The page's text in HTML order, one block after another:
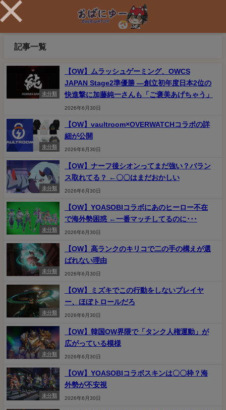
記事一覧
未分類
【OW】ムラッシュゲーミング、OWCS
JAPAN Stage2準優勝 ―創立初年度日本2位の
快進撃に加藤純一さんも「ご褒美あげちゃう」
2026年6月30日
未分類
【OW】vaultroom×OVERWATCHコラボの詳
細が公開
2026年6月30日
未分類
【OW】ナーフ後シオンってまだ強い？バラン
ス取れてる？ ←〇〇はまだおかしい
2026年6月30日
未分類
【OW】YOASOBIコラボにあのヒーロー不在
で海外勢困惑 ←一番マッチしてるのに･･･
2026年6月30日
未分類
【OW】高ランクのキリコで二の手の構えが選
ばれない理由
2026年6月30日
未分類
【OW】ミズキでこの行動をしないプレイヤ
ー、ほぼトロールだろ
2026年6月30日
未分類
【OW】韓国OW界隈で「タンク人権運動」が
広がっている模様
2026年6月30日
未分類
【OW】YOASOBIコラボスキンは〇〇枠？海
外勢が不安視
2026年6月30日